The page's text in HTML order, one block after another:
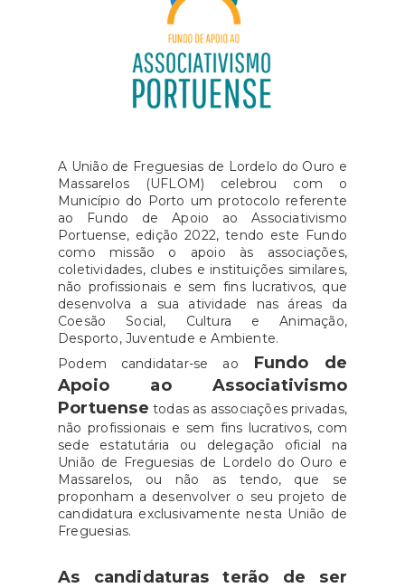
A União de Freguesias de Lordelo do Ouro e
Massarelos (UFLOM) celebrou com o
Município do Porto um protocolo referente
ao Fundo de Apoio ao Associativismo
Portuense, edição 2022, tendo este Fundo
como missão o apoio às associações,
coletividades, clubes e instituições similares,
não profissionais e sem fins lucrativos, que
desenvolva a sua atividade nas áreas da
Coesão Social, Cultura e Animação,
Desporto, Juventude e Ambiente.
Podem candidatar-se ao
Fundo de
Apoio ao Associativismo
Portuense todas as associações privadas,
não profissionais e sem fins lucrativos, com
sede estatutária ou delegação oficial na
União de Freguesias de Lordelo do Ouro e
Massarelos, ou não as tendo, que se
proponham a desenvolver o seu projeto de
candidatura exclusivamente nesta União de
Freguesias.
As candidaturas terão de ser